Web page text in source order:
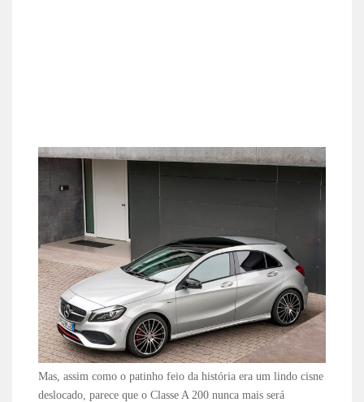
Mas, assim como o patinho feio da história era um lindo cisne
deslocado, parece que o Classe A 200 nunca mais será